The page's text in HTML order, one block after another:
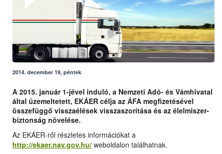
2014. december 19, péntek
A 2015. január 1-jével induló, a Nemzeti Adó- és Vámhivatal
által üzemeltetett, EKÁER célja az ÁFA megfizetésével
összefüggő visszaélések visszaszorítása és az élelmiszer-
biztonság növelése.
Az EKÁER-ről részletes információkat a
http://ekaer.nav.gov.hu/ weboldalon találhatnak.